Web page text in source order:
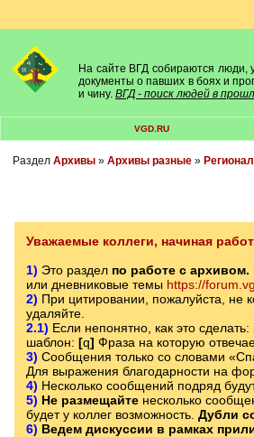
На сайте ВГД собираются люди,
документы о павших в боях и
и чину. ВГД - поиск людей в
VGD.RU
Раздел Архивы» Архивы разные»
Уважаемые коллеги, начиная
1) Это раздел по работе с архивом.
или дневниковые темы https://
2) При цитировании, пожалуйста, не
удаляйте.
2.1) Если непонятно, как это
шаблон: [q] Фраза на которую
3) Сообщения только со словами
Для выражения благодарности на
4) Несколько сообщений подряд
5) Не размещайтенесколько
будет у коллег возможность. Дубли
6) Ведем дискуссии в рамках